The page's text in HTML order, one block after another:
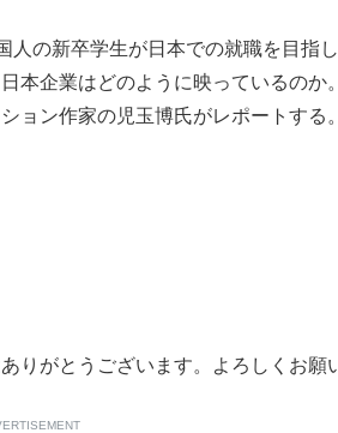
もっと見る
人の新卒学生が日本での就職を目
本企業はどのように映っているのか
ン作家の児玉博氏がレポートする
りがとうございます。よろしくお願